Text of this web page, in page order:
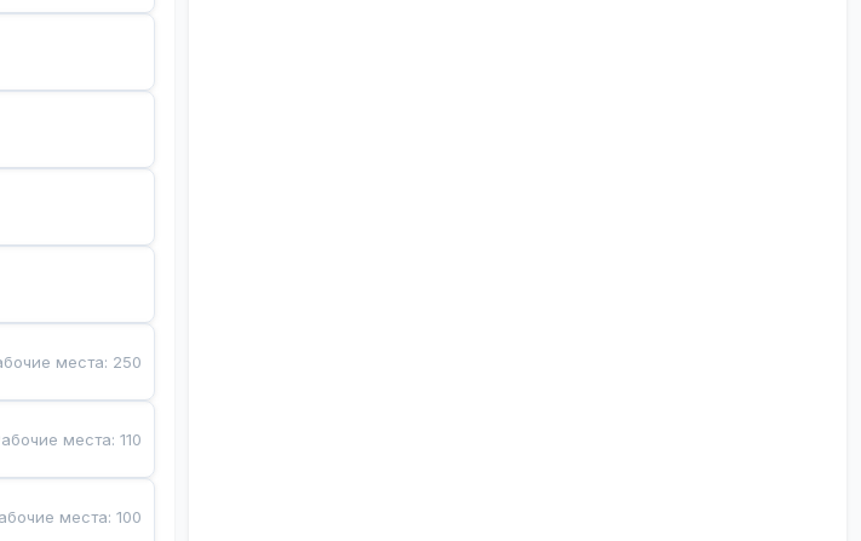
места: 250
места:110
места:100